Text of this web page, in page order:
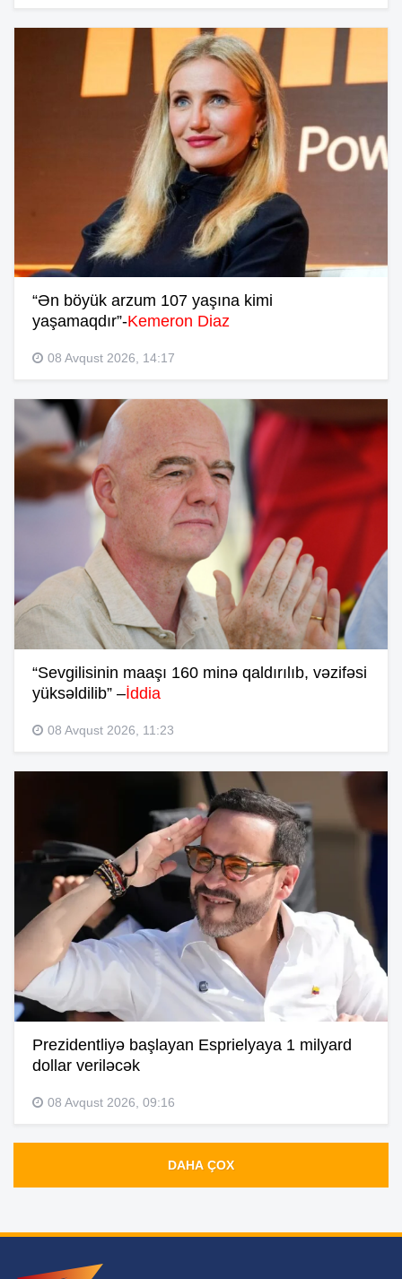
“Ən böyük arzum 107 yaşına kimi
yaşamaqdır”-Kemeron Diaz
08 Avqust 2026, 14:17
“Sevgilisinin maaşı 160 minə qaldırılıb, vəzifəsi
yüksəldilib” –İddia
08 Avqust 2026, 11:23
Prezidentliyə başlayan Esprielyaya 1 milyard
dollar veriləcək
08 Avqust 2026, 09:16
DAHA ÇOX